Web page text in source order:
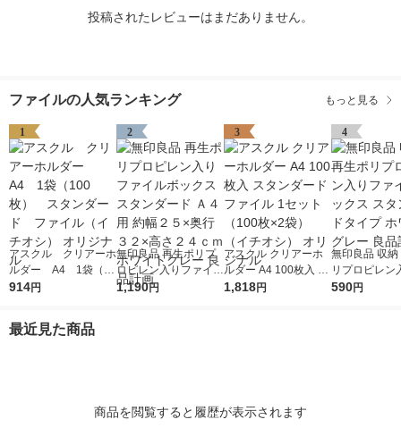
投稿されたレビューはまだありません。
ファイルの人気ランキング もっと見る
1
アスクル クリアーホ
ルダー A4 1袋（10
0枚） スタンダー
914円
2
無印良品 再生ポリプ
ロピレン入りファイル
ボックススタンダード
1,190円
3
アスクル クリアーホ
ルダー A4 100枚入 ス
タンダード ファイル
1,818円
4
無印良品 収納
リプロピレン
イルボックス
590円
最近見た商品
商品を閲覧すると履歴が表示されます